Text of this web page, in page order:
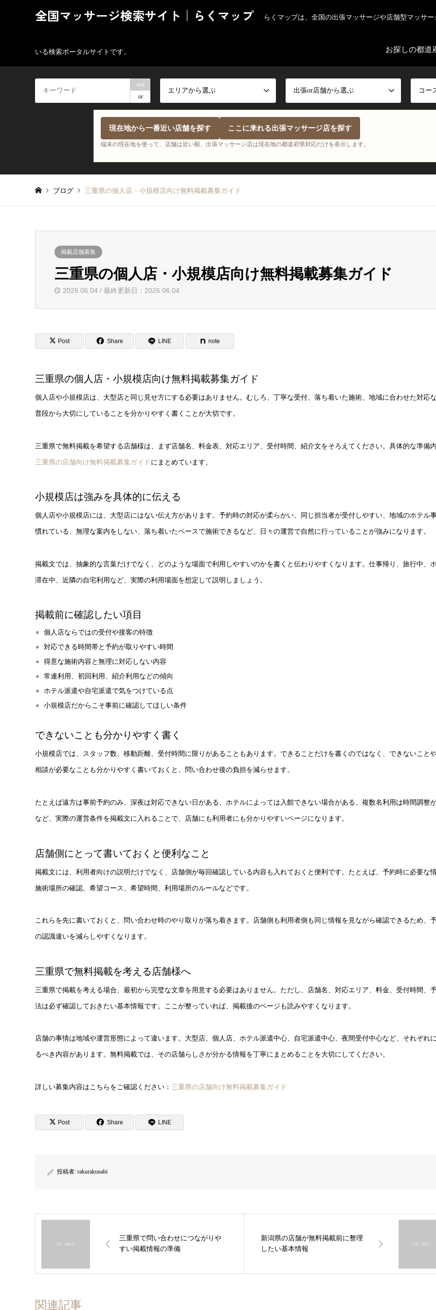
全国マッサージ検索サイト｜らくマップ らくマップは、全国の出張マッサージや店舗型マッサ
いる検索ポータルサイトです。 お探しの都道
and
or
エリアから選ぶ 出張or店舗から選ぶ コー
現在地から一番近い店舗を探す ここに来れる出張マッサージ店を探す
端末の現在地を使って、店舗は近い順、出張マッサージ店は現在地の都道府県対応だけを表示します。
ブログ 三重県の個人店・小規模店向け無料掲載募集ガイド
掲載店舗募集
三重県の個人店・小規模店向け無料掲載募集ガイド
2026.06.04 / 最終更新日：2026.06.04
Post Share LINE note
三重県の個人店・小規模店向け無料掲載募集ガイド
個人店や小規模店は、大型店と同じ見せ方にする必要はありません。むしろ、丁寧な受付、落ち着いた施術、地域に合わせた対応な
普段から大切にしていることを分かりやすく書くことが大切です。
三重県で無料掲載を希望する店舗様は、まず店舗名、料金表、対応エリア、受付時間、紹介文をそろえてください。具体的な準備
三重県の店舗向け無料掲載募集ガイド にまとめています。
小規模店は強みを具体的に伝える
個人店や小規模店には、大型店にはない伝え方があります。予約時の対応が柔らかい、同じ担当者が受付しやすい、地域のホテル
慣れている、無理な案内をしない、落ち着いたペースで施術できるなど、日々の運営で自然に行っていることが強みになります。
掲載文では、抽象的な言葉だけでなく、どのような場面で利用しやすいのかを書くと伝わりやすくなります。仕事帰り、旅行中、
滞在中、近隣の自宅利用など、実際の利用場面を想定して説明しましょう。
掲載前に確認したい項目
個人店ならではの受付や接客の特徴
対応できる時間帯と予約が取りやすい時間
得意な施術内容と無理に対応しない内容
常連利用、初回利用、紹介利用などの傾向
ホテル派遣や自宅派遣で気をつけている点
小規模店だからこそ事前に確認してほしい条件
できないことも分かりやすく書く
小規模店では、スタッフ数、移動距離、受付時間に限りがあることもあります。できることだけを書くのではなく、できないこと
相談が必要なことも分かりやすく書いておくと、問い合わせ後の負担を減らせます。
たとえば遠方は事前予約のみ、深夜は対応できない日がある、ホテルによっては入館できない場合がある、複数名利用は時間調整
など、実際の運営条件を掲載文に入れることで、店舗にも利用者にも分かりやすいページになります。
店舗側にとって書いておくと便利なこと
掲載文には、利用者向けの説明だけでなく、店舗側が毎回確認している内容も入れておくと便利です。たとえば、予約時に必要な情
施術場所の確認、希望コース、希望時間、利用場所のルールなどです。
これらを先に書いておくと、問い合わせ時のやり取りが落ち着きます。店舗側も利用者側も同じ情報を見ながら確認できるため、
の認識違いを減らしやすくなります。
三重県で無料掲載を考える店舗様へ
三重県で掲載を考える場合、最初から完璧な文章を用意する必要はありません。ただし、店舗名、対応エリア、料金、受付時間、
法は必ず確認しておきたい基本情報です。ここが整っていれば、掲載後のページも読みやすくなります。
店舗の事情は地域や運営形態によって違います。大型店、個人店、ホテル派遣中心、自宅派遣中心、夜間受付中心など、それぞれ
るべき内容があります。無料掲載では、その店舗らしさが分かる情報を丁寧にまとめることを大切にしてください。
詳しい募集内容はこちらをご確認ください： 三重県の店舗向け無料掲載募集ガイド
Post Share LINE
投稿者: rakurakunabi
三重県で問い合わせにつながりや
すい掲載情報の準備
新潟県の店舗が無料掲載前に整理
したい基本情報
関連記事